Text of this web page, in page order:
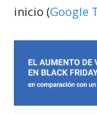
inicio (Google